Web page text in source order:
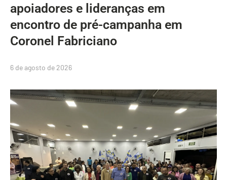
apoiadores e lideranças em
encontro de pré-campanha em
Coronel Fabriciano
6 de agosto de 2026